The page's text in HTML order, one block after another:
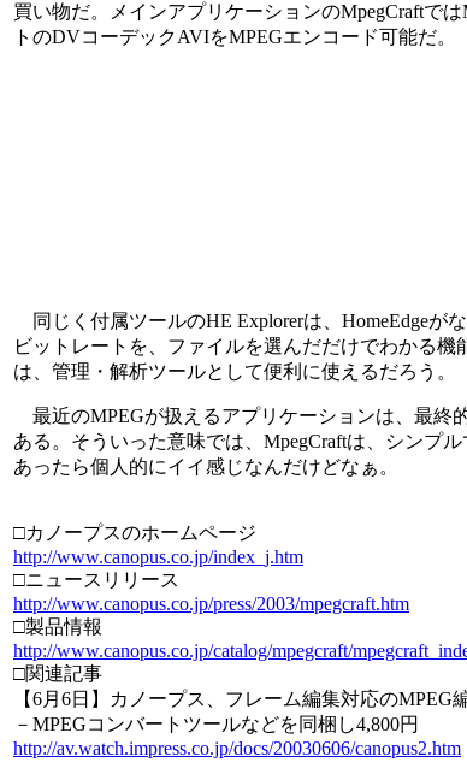
買い物だ。メインアプリケーションのMpegCraftで
トのDVコーデックAVIをMPEGエンコード可能だ。
同じく付属ツールのHE Explorerは、HomeEdgeが
ビットレートを、ファイルを選んだだけでわかる
は、管理・解析ツールとして便利に使えるだろう。
最近のMPEGが扱えるアプリケーションは、最終
ある。そういった意味では、MpegCraftは、シンプ
あったら個人的にイイ感じなんだけどなぁ。
□カノープスのホームページ
http://www.canopus.co.jp/index_j.htm
□ニュースリリース
http://www.canopus.co.jp/press/2003/mpegcraft.htm
□製品情報
http://www.canopus.co.jp/catalog/mpegcraft/
□関連記事
【6月6日】カノープス、フレーム編集対応のMPEG
－MPEGコンバートツールなどを同梱し4,800円
http://av.watch.impress.co.jp/docs/20030606/canopus2.htm